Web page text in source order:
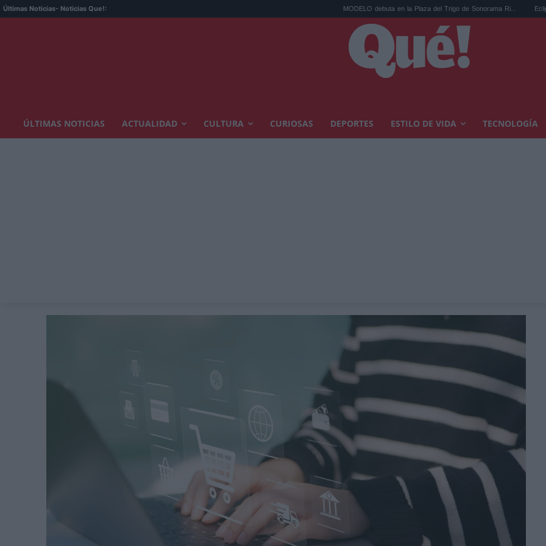
Últimas Noticias- Noticias Que!: MODELO debuta en la Plaza del Trigo de Sonorama Ri... Eclipse solar en
ÚLTIMAS NOTICIAS ACTUALIDAD CULTURA CURIOSAS DEPORTES ESTILO DE VIDA TECNOLOGÍA